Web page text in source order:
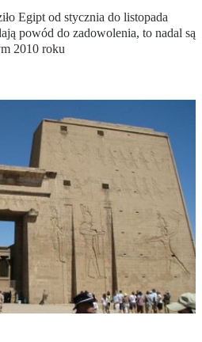
Egipt od stycznia do listopada
powód do zadowolenia, to nadal są
2010 roku